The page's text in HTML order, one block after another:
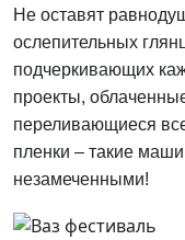
Не оставят
ослепительных
подчеркивающих
проекты,
переливающиеся
пленки – такие
незамеченными!